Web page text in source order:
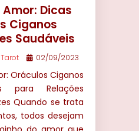
Dicas
Ciganos
Saudáveis
02/09/2023
Oráculos Ciganos
para Relações
Quando se trata
todos desejam